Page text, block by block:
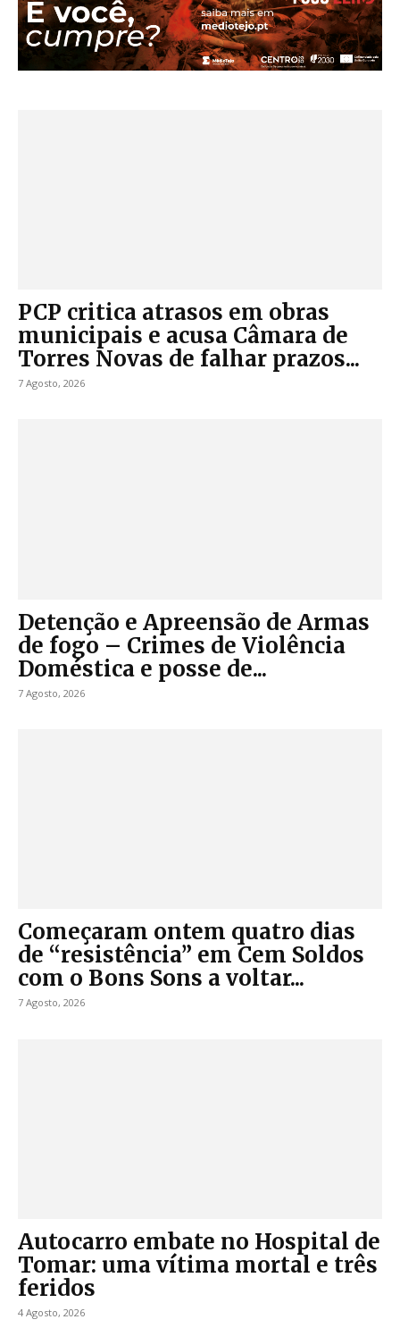
PCP critica atrasos em obras
municipais e acusa Câmara de
Torres Novas de falhar prazos...
7 Agosto, 2026
Detenção e Apreensão de Armas
de fogo – Crimes de Violência
Doméstica e posse de...
7 Agosto, 2026
Começaram ontem quatro dias
de “resistência” em Cem Soldos
com o Bons Sons a voltar...
7 Agosto, 2026
Autocarro embate no Hospital de
Tomar: uma vítima mortal e três
feridos
4 Agosto, 2026